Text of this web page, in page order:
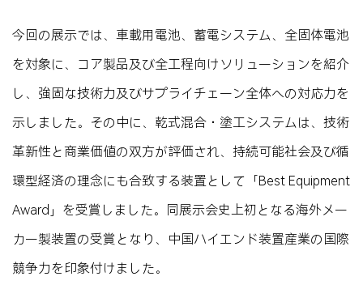
今回の展示では、車載用電池、蓄電システム、全固体電池
を対象に、コア製品及び全工程向けソリューションを紹介
し、強固な技術力及びサプライチェーン全体への対応力を
示しました。その中に、乾式混合・塗工システムは、技術
革新性と商業価値の双方が評価され、持続可能社会及び循
環型経済の理念にも合致する装置として「Best Equipment
Award」を受賞しました。同展示会史上初となる海外メー
カー製装置の受賞となり、中国ハイエンド装置産業の国際
競争力を印象付けました。